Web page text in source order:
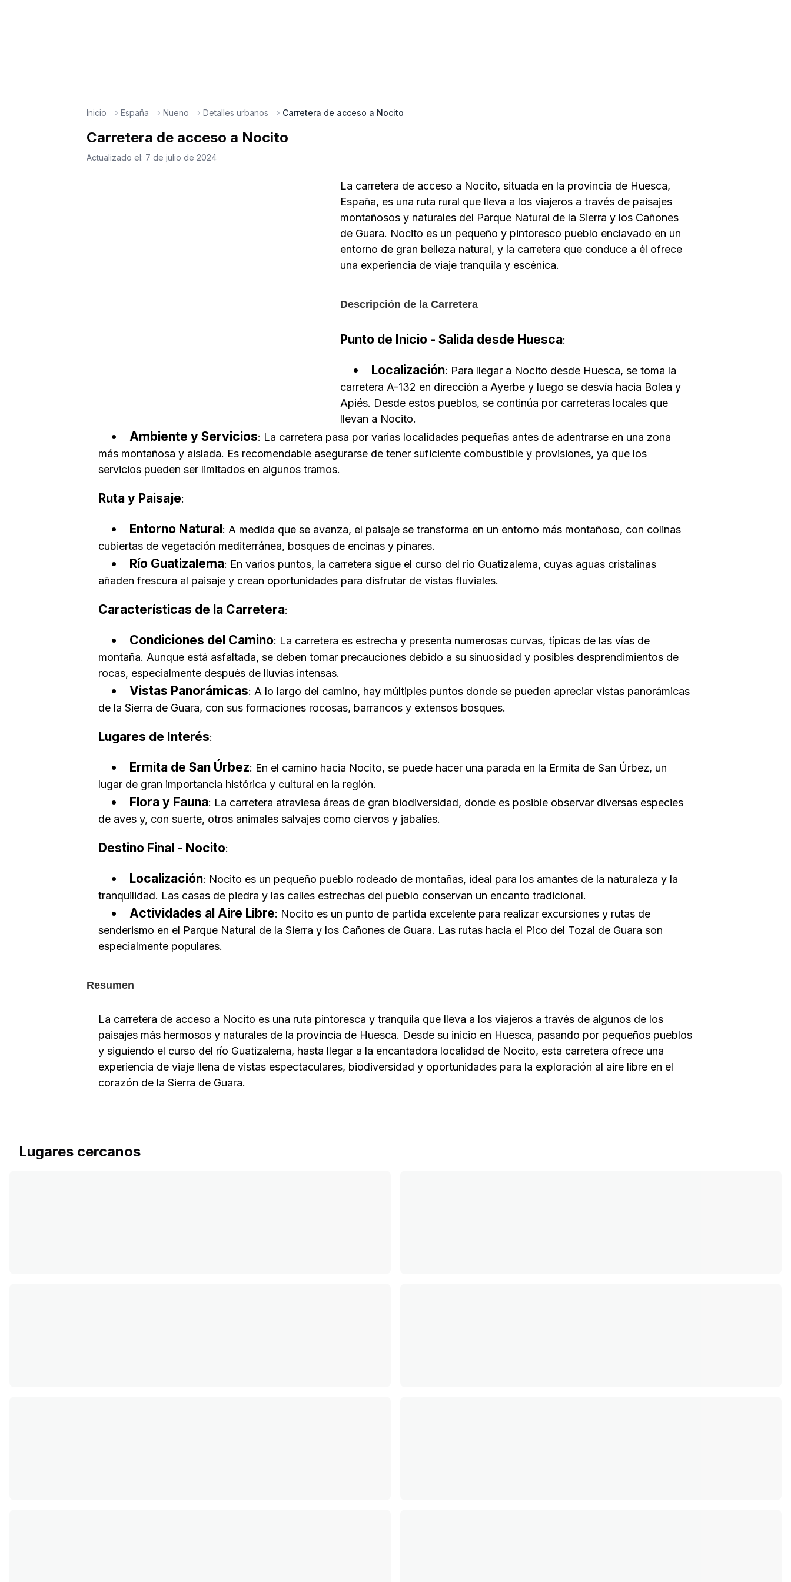
Inicio España Nueno Detalles urbanos Carretera de acceso a Nocito
Carretera de acceso a Nocito
Actualizado el: 7 de julio de 2024
La carretera de acceso a Nocito, situada en la provincia de Huesca,
España, es una ruta rural que lleva a los viajeros a través de paisajes
montañosos y naturales del Parque Natural de la Sierra y los Cañones
de Guara. Nocito es un pequeño y pintoresco pueblo enclavado en un
entorno de gran belleza natural, y la carretera que conduce a él ofrece
una experiencia de viaje tranquila y escénica.
Descripción de la Carretera
Punto de Inicio - Salida desde Huesca:
Localización: Para llegar a Nocito desde Huesca, se toma la
carretera A-132 en dirección a Ayerbe y luego se desvía hacia Bolea y
Apiés. Desde estos pueblos, se continúa por carreteras locales que
llevan a Nocito.
Ambiente y Servicios: La carretera pasa por varias localidades pequeñas antes de adentrarse en una zona
más montañosa y aislada. Es recomendable asegurarse de tener suficiente combustible y provisiones, ya que los
servicios pueden ser limitados en algunos tramos.
Ruta y Paisaje:
Entorno Natural: A medida que se avanza, el paisaje se transforma en un entorno más montañoso, con colinas
cubiertas de vegetación mediterránea, bosques de encinas y pinares.
Río Guatizalema: En varios puntos, la carretera sigue el curso del río Guatizalema, cuyas aguas cristalinas
añaden frescura al paisaje y crean oportunidades para disfrutar de vistas fluviales.
Características de la Carretera:
Condiciones del Camino: La carretera es estrecha y presenta numerosas curvas, típicas de las vías de
montaña. Aunque está asfaltada, se deben tomar precauciones debido a su sinuosidad y posibles desprendimientos de
rocas, especialmente después de lluvias intensas.
Vistas Panorámicas: A lo largo del camino, hay múltiples puntos donde se pueden apreciar vistas panorámicas
de la Sierra de Guara, con sus formaciones rocosas, barrancos y extensos bosques.
Lugares de Interés:
Ermita de San Úrbez: En el camino hacia Nocito, se puede hacer una parada en la Ermita de San Úrbez, un
lugar de gran importancia histórica y cultural en la región.
Flora y Fauna: La carretera atraviesa áreas de gran biodiversidad, donde es posible observar diversas especies
de aves y, con suerte, otros animales salvajes como ciervos y jabalíes.
Destino Final - Nocito:
Localización: Nocito es un pequeño pueblo rodeado de montañas, ideal para los amantes de la naturaleza y la
tranquilidad. Las casas de piedra y las calles estrechas del pueblo conservan un encanto tradicional.
Actividades al Aire Libre: Nocito es un punto de partida excelente para realizar excursiones y rutas de
senderismo en el Parque Natural de la Sierra y los Cañones de Guara. Las rutas hacia el Pico del Tozal de Guara son
especialmente populares.
Resumen
La carretera de acceso a Nocito es una ruta pintoresca y tranquila que lleva a los viajeros a través de algunos de los
paisajes más hermosos y naturales de la provincia de Huesca. Desde su inicio en Huesca, pasando por pequeños pueblos
y siguiendo el curso del río Guatizalema, hasta llegar a la encantadora localidad de Nocito, esta carretera ofrece una
experiencia de viaje llena de vistas espectaculares, biodiversidad y oportunidades para la exploración al aire libre en el
corazón de la Sierra de Guara.
Lugares cercanos